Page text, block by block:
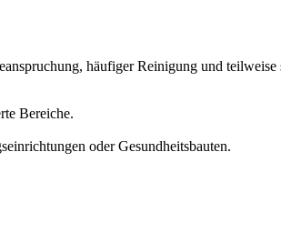
häufiger Reinigung und teilweise
Bereiche.
oder Gesundheitsbauten.